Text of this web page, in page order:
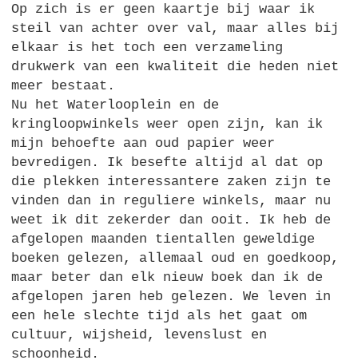
Op zich is er geen kaartje bij waar ik
steil van achter over val, maar alles bij
elkaar is het toch een verzameling
drukwerk van een kwaliteit die heden niet
meer bestaat.
Nu het Waterlooplein en de
kringloopwinkels weer open zijn, kan ik
mijn behoefte aan oud papier weer
bevredigen. Ik besefte altijd al dat op
die plekken interessantere zaken zijn te
vinden dan in reguliere winkels, maar nu
weet ik dit zekerder dan ooit. Ik heb de
afgelopen maanden tientallen geweldige
boeken gelezen, allemaal oud en goedkoop,
maar beter dan elk nieuw boek dan ik de
afgelopen jaren heb gelezen. We leven in
een hele slechte tijd als het gaat om
cultuur, wijsheid, levenslust en
schoonheid.